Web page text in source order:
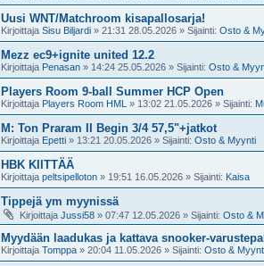
Uusi WNT/Matchroom kisapallosarja!
Kirjoittaja Sisu Biljardi » 21:31 28.05.2026 » Sijainti: Osto &
Mezz ec9+ignite united 12.2
Kirjoittaja Penasan » 14:24 25.05.2026 » Sijainti: Osto &
Players Room 9-ball Summer HCP Open
Kirjoittaja Players Room HML » 13:02 21.05.2026 » Sijainti:
M: Ton Praram II Begin 3/4 57,5"+jatkot
Kirjoittaja Epetti » 13:21 20.05.2026 » Sijainti: Osto & Myynti
HBK KIITTÄÄ
Kirjoittaja peltsipelloton » 19:51 16.05.2026 » Sijainti: Kaisa
Tippejä ym myynissä
Kirjoittaja Jussi58 » 07:47 12.05.2026 » Sijainti: Osto &
Myydään laadukas ja kattava snooker-
Kirjoittaja Tomppa » 20:04 11.05.2026 » Sijainti: Osto &